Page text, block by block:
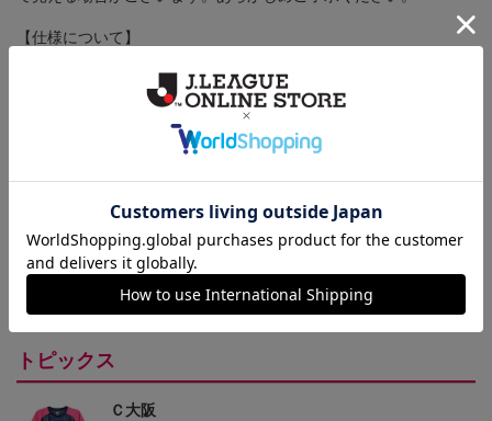
【仕様について】
告なく変更になることがございます。
ヘルプページ
トピックス
Ｃ大阪